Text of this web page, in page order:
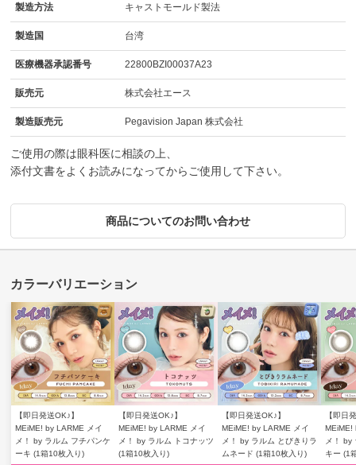
製造方法 キャストモールド製法
製造国 台湾
医療機器承認番号 22800BZI00037A23
販売元 株式会社エース
製造販売元 Pegavision Japan 株式会社
ご使用の際は眼科医に相談の上、
添付文書をよくお読みになってからご使用して下さい。
商品についてのお問い合わせ
【即日発送OK♪】
MEiME! by LARME メイ
メ！ by ラルム フチパンケ
ーキ (1箱10枚入り)
【即日発送OK♪】
MEiME! by LARME メイ
メ！ by ラルム トコナッツ
(1箱10枚入り)
【即日発送OK♪】
MEiME! by LARME メイ
メ！ by ラルム とびきりラ
ムネード (1箱10枚入り)
【即日
MEiME!
メ！ by
キー (1